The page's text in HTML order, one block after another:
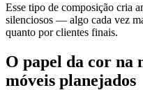
Esse tipo de composição cria
silenciosos — algo cada vez
quanto por clientes finais.
O papel da cor na
móveis planejados